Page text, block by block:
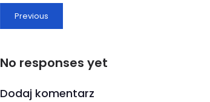
Previous
No responses yet
Dodaj komentarz